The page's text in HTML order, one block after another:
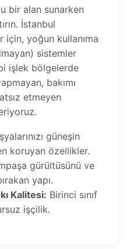
bir alan sunarken
İstanbul
yoğun kullanıma
sistemler
işlek bölgelerde
bakımı
etmeyen
güneşin
koruyan özellikler.
gürültüsünü ve
yapı.
Kalitesi: Birinci sınıf
işçilik.